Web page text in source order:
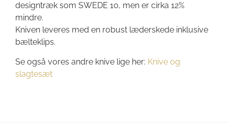
designtræk som SWEDE 10, men er cirka 12%
mindre.
Kniven leveres med en robust læderskede inklusive
bælteklips.
Se også vores andre knive lige her: Knive og
slagtesæt